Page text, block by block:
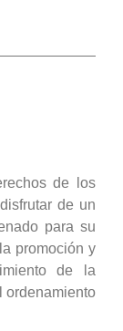
de los
de un
para su
promoción y
de la
ordenamiento